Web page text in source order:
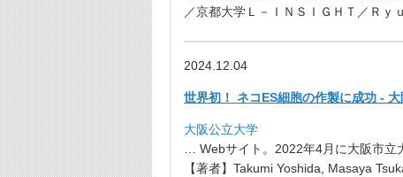
／京都大学Ｌ－ＩＮＳＩＧＨＴ／ Ｒｙ
2024.12.04
世界初！ ネコES細胞の作製に成功 -
大阪公立大学
… Webサイト。2022年4月に大阪市立
【著者】Takumi Yoshida, Masaya